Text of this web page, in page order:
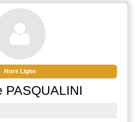
Play Store !
Hors Ligne
PASQUALINI